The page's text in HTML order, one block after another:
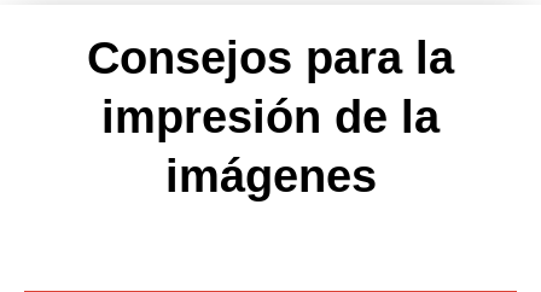
Consejos para la
impresión de la
imágenes